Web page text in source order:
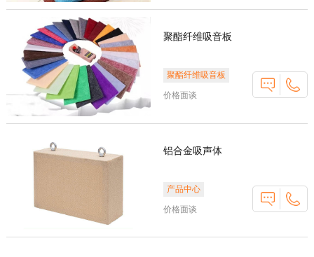
聚酯纤维吸音板
聚酯纤维吸音板
价格面谈
铝合金吸声体
产品中心
价格面谈